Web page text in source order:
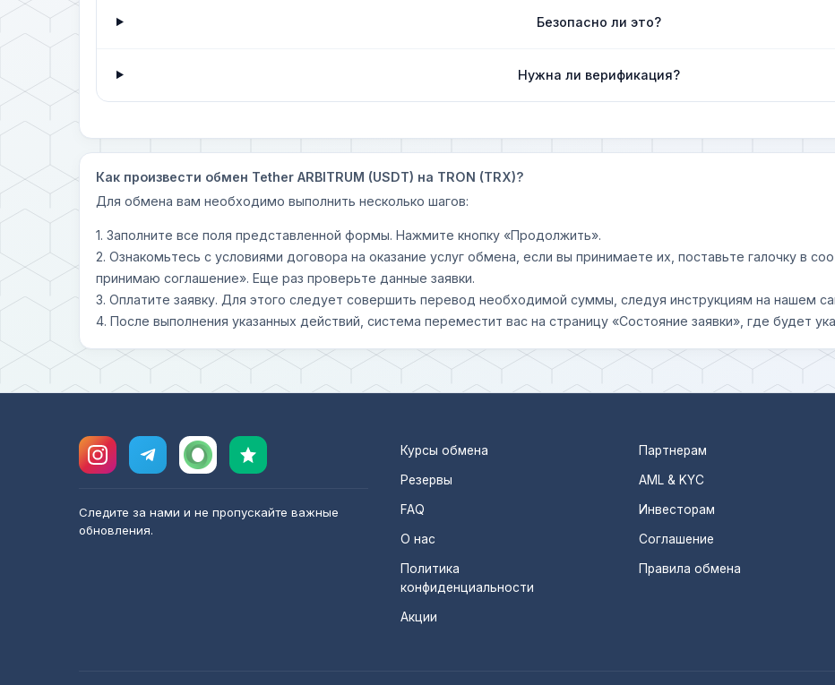
Безопасно ли это?
Нужна ли верификация?
Как произвести обмен Tether ARBITRUM (USDT) на TRON (TRX)?
Для обмена вам необходимо выполнить несколько шагов:
1. Заполните все поля представленной формы. Нажмите кнопку «Продолжить».
2. Ознакомьтесь с условиями договора на оказание услуг обмена, если вы принимаете их, поставьте галочку в
принимаю соглашение». Еще раз проверьте данные заявки.
3. Оплатите заявку. Для этого следует совершить перевод необходимой суммы, следуя инструкциям на нашем
4. После выполнения указанных действий, система переместит вас на страницу «Состояние заявки», где будет
Следите за нами и не пропускайте важные
обновления.
Курсы обмена
Резервы
FAQ
О нас
Политика
конфиденциальности
Акции
Партнерам
AML & KYC
Инвесторам
Соглашение
Правила обмена